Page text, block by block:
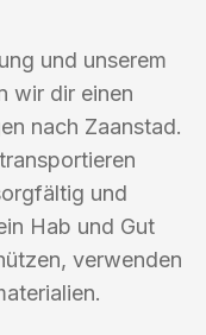
und unserem
wir dir einen
nach Zaanstad.
und
Hab und Gut
verwenden